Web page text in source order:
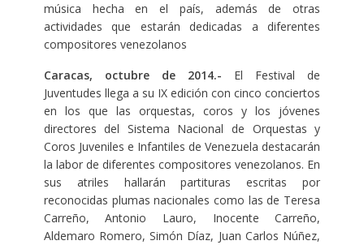
música hecha en el país, además de otras
actividades que estarán dedicadas a diferentes
compositores venezolanos
Caracas, octubre de 2014.- El Festival de
Juventudes llega a su IX edición con cinco conciertos
en los que las orquestas, coros y los jóvenes
directores del Sistema Nacional de Orquestas y
Coros Juveniles e Infantiles de Venezuela destacarán
la labor de diferentes compositores venezolanos. En
sus atriles hallarán partituras escritas por
reconocidas plumas nacionales como las de Teresa
Carreño, Antonio Lauro, Inocente Carreño,
Aldemaro Romero, Simón Díaz, Juan Carlos Núñez,